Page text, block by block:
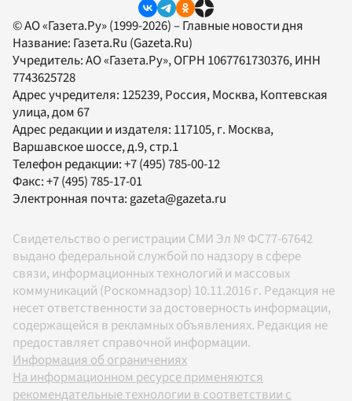
© АО «Газета.Ру» (1999-2026) – Главные новости дня
Название: Газета.Ru (Gazeta.Ru)
Учредитель:АО «Газета.Ру», ОГРН 1067761730376, ИНН
7743625728
Адрес учредителя: 125239, Россия, Москва, Коптевская
улица, дом 67
Адрес редакции и издателя: 117105, г. Москва,
Варшавское шоссе, д.9, стр.1
Телефон редакции:+7 (495) 785-00-12
Факс:+7 (495) 785-17-01
Электронная почта: gazeta@gazeta.ru
Свидетельство о регистрации СМИ Эл № ФС77-67642
выдано федеральной службой по надзору в сфере
связи, информационных технологий и массовых
коммуникаций (Роскомнадзор) 10.11.2016 г. Редакция не
несет ответственности за достоверность информации,
содержащейся в рекламных объявлениях. Редакция не
предоставляет справочной информации.
Информация об ограничениях
На информационном ресурсе применяются
рекомендательные технологии в соответствии с